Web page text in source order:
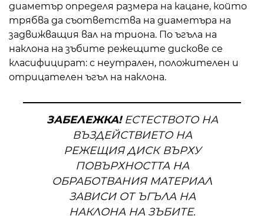
диаметър определя размера на кацане, който
трябва да съответства на диаметъра на
задвижващия вал на триона. По ъгъла на
наклона на зъбите режещите дискове се
класифицират: с неутрален, положителен и
отрицателен ъгъл на наклона.
ЗАБЕЛЕЖКА!ЕСТЕСТВОТО НА
ВЪЗДЕЙСТВИЕТО НА
РЕЖЕЩИЯ ДИСК ВЪРХУ
ПОВЪРХНОСТТА НА
ОБРАБОТВАНИЯ МАТЕРИАЛ
ЗАВИСИ ОТ ЪГЪЛА НА
НАКЛОНА НА ЗЪБИТЕ.